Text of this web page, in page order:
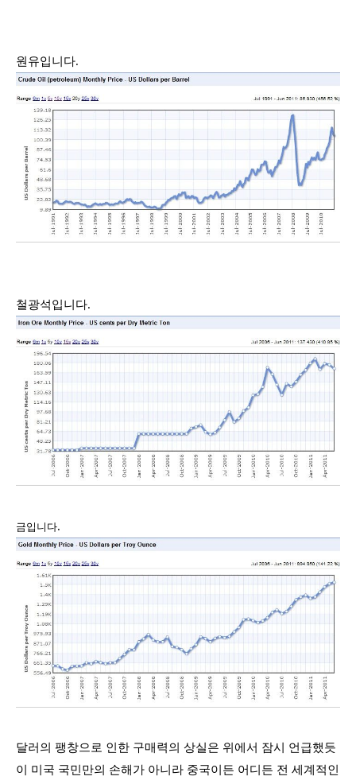
원유입니다.
철광석입니다.
금입니다.
달러의 팽창으로 인한 구매력의 상실은 위에서 잠시 언급했듯
이 미국 국민만의 손해가 아니라 중국이든 어디든 전 세계적인